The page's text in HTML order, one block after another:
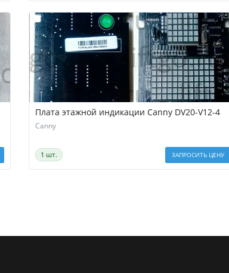
Плата этажной индикации Canny DV20-V12-4
Canny
1 шт. ЗАПРОСИТЬ ЦЕНУ